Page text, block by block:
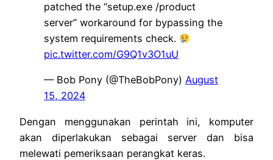
patched the “setup.exe /product
server” workaround for bypassing the
system requirements check.
pic.twitter.com/G9Q1v3O1uU
— Bob Pony (@TheBobPony) August
15, 2024
Dengan menggunakan perintah ini, komputer
akan diperlakukan sebagai server dan bisa
melewati pemeriksaan perangkat keras.